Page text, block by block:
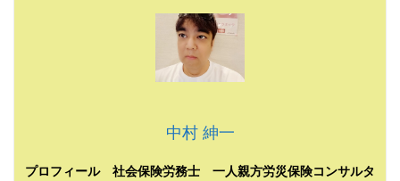
中村 紳一
プロフィール 社会保険労務士 一人親方労災保険コンサルタ